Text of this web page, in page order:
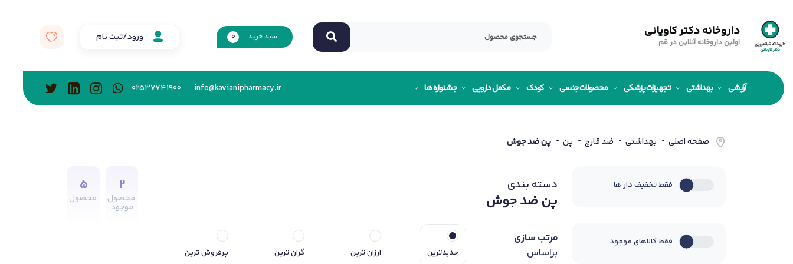
داروخانه دکتر کاویانی
اولین داروخانه آنلاین در قم
سبد خرید 0 ورود/ثبت نام
آرایشی بهداشتی تجهیزات پزشکی محصولات جنسی کودک مکمل دارویی جشنواره ها info@kavianipharmacy.ir
02537741900
صفحه اصلی بهداشتی ضد قارچ پن پن ضد جوش
فقط تخفیف دار ها
فقط کالاهای موجود
دسته بندی
پن ضد جوش
2
محصول
موجود
5
محصول
مرتب سازی
براساس
جدیدترین ارزان ترین گران ترین پرفروش ترین